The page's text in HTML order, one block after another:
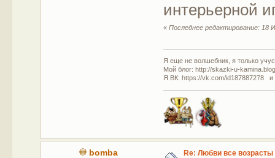
интерьерной
«Последнее редактирование: 18
Я еще не волшебник, я только
Мой блог: http://skazki-u-
Я ВК: https://vk.com/id187887278 и
bomba
Re: Любви все